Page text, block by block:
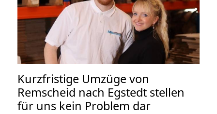
Kurzfristige Umzüge von
Remscheid nach Egstedt stellen
für uns kein Problem dar